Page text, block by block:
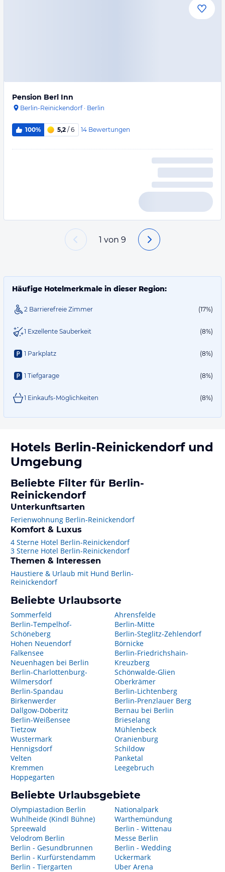
Pension Berl Inn
Berlin-Reinickendorf· Berlin
100% 5,2 / 6 14 Bewertungen
1 von 9
Häufige Hotelmerkmale in dieser Region:
2 Barrierefreie Zimmer (17%)
1 Exzellente Sauberkeit (8%)
1 Parkplatz (8%)
1 Tiefgarage (8%)
1 Einkaufs-Möglichkeiten (8%)
Hotels Berlin-Reinickendorfund
Umgebung
Beliebte Filter für Berlin-
Reinickendorf
Unterkunftsarten
Ferienwohnung Berlin-Reinickendorf
Komfort & Luxus
4 Sterne Hotel Berlin-Reinickendorf
3 Sterne Hotel Berlin-Reinickendorf
Themen & Interessen
Haustiere & Urlaub mit Hund Berlin-
Reinickendorf
Beliebte Urlaubsorte
Sommerfeld
Berlin-Tempelhof-
Schöneberg
Hohen Neuendorf
Falkensee
Neuenhagen bei Berlin
Berlin-Charlottenburg-
Wilmersdorf
Berlin-Spandau
Birkenwerder
Dallgow-Döberitz
Berlin-Weißensee
Tietzow
Wustermark
Hennigsdorf
Velten
Kremmen
Hoppegarten
Ahrensfelde
Berlin-Mitte
Berlin-Steglitz-Zehlendorf
Börnicke
Berlin-Friedrichshain-
Kreuzberg
Schönwalde-Glien
Oberkrämer
Berlin-Lichtenberg
Berlin-Prenzlauer Berg
Bernau bei Berlin
Brieselang
Mühlenbeck
Oranienburg
Schildow
Panketal
Leegebruch
Beliebte Urlaubsgebiete
Olympiastadion Berlin
Wuhlheide (Kindl Bühne)
Spreewald
Velodrom Berlin
Berlin - Gesundbrunnen
Berlin - Kurfürstendamm
Berlin - Tiergarten
Nationalpark
Warthemündung
Berlin - Wittenau
Messe Berlin
Berlin - Wedding
Uckermark
Uber Arena